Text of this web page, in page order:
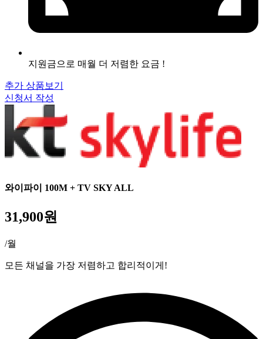
지원금으로 매월 더 저렴한 요금 !
추가 상품보기
신청서 작성
와이파이 100M + TV SKY ALL
31,900원
/월
모든 채널을 가장 저렴하고 합리적이게!